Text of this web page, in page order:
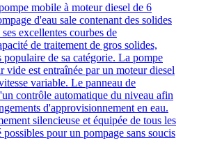
mobile à moteur diesel de 6
d'eau sale contenant des solides
excellentes courbes de
de traitement de gros solides,
populaire de sa catégorie. La pompe
vide est entraînée par un moteur diesel
variable. Le panneau de
contrôle automatique du niveau afin
d'approvisionnement en eau.
silencieuse et équipée de tous les
pour un pompage sans soucis